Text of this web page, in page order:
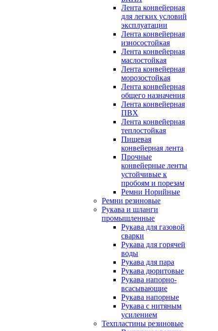
Лента конвейерная
для легких условий
эксплуатации
Лента конвейерная
износостойкая
Лента конвейерная
маслостойкая
Лента конвейерная
морозостойкая
Лента конвейерная
общего назначения
Лента конвейерная
ПВХ
Лента конвейерная
теплостойкая
Пищевая
конвейерная лента
Прочные
конвейерные ленты
устойчивые к
пробоям и порезам
Ремни Норийные
Ремни резиновые
Рукава и шланги
промышленные
Рукава для газовой
сварки
Рукава для горячей
воды
Рукава для пара
Рукава дюритовые
Рукава напорно-
всасывающие
Рукава напорные
Рукава с нитяным
усилением
Техпластины резиновые